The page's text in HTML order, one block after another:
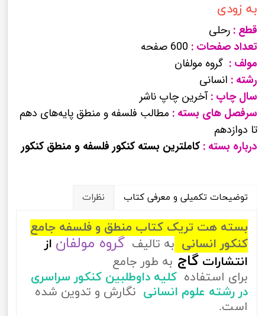
به زودی
قطع : رحلی
تعداد صفحات :
مولف : گروه مولفان
رشته : انسانی
سال چاپ :آخرین چاپ ناشر
سرفصل های بسته : مطالب فلسفه و منطق پایه‌های دهم
تا دوازدهم
درباره بسته : کاملترین بسته کنکور فلسفه و منطق کنکور
توضیحات تکمیلی و معرفی کتاب نظرات
بسته هت تریک کتاب منطق و فلسفه جامع
کنکور انسانی به تالیف گروه مولفان از
انتشارات گاج به طور جامع
برای استفاده کلیه داوطلبین کنکور سراسری
در رشته علوم انسانی نگارش و تدوین شده
است.